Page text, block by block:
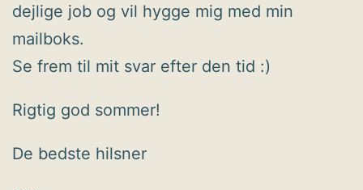
dejlige job og vil hygge mig med min
mailboks.
Se frem til mit svar efter den tid :)
Rigtig god sommer!
De bedste hilsner